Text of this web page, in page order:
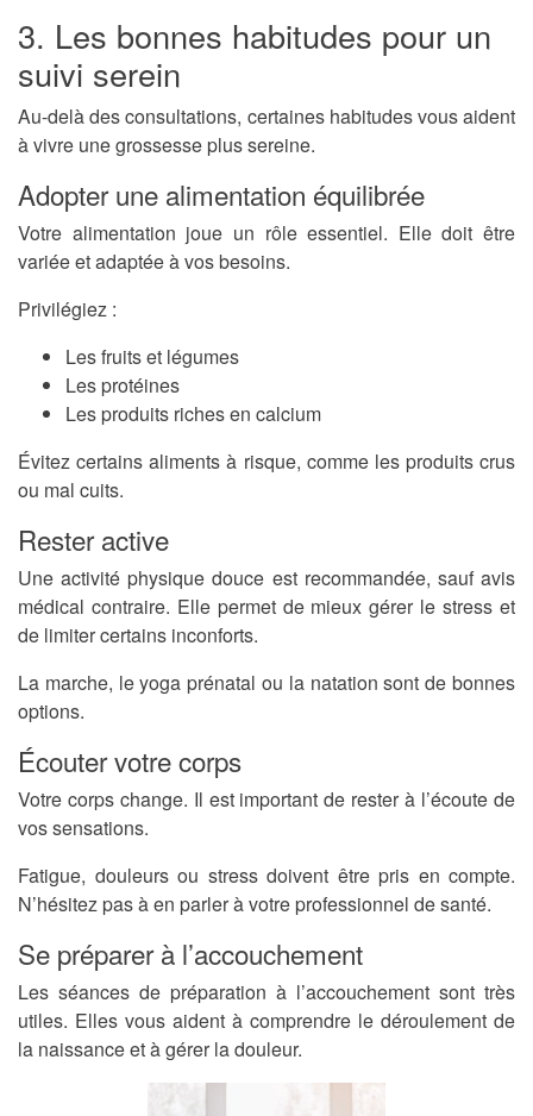
3. Les bonnes habitudes pour un
suivi serein
Au-delà des consultations, certaines habitudes vous aident
à vivre une grossesse plus sereine.
Adopter une alimentation équilibrée
Votre alimentation joue un rôle essentiel. Elle doit être
variée et adaptée à vos besoins.
Privilégiez :
Les fruits et légumes
Les protéines
Les produits riches en calcium
Évitez certains aliments à risque, comme les produits crus
ou mal cuits.
Rester active
Une activité physique douce est recommandée, sauf avis
médical contraire. Elle permet de mieux gérer le stress et
de limiter certains inconforts.
La marche, le yoga prénatal ou la natation sont de bonnes
options.
Écouter votre corps
Votre corps change. Il est important de rester à l’écoute de
vos sensations.
Fatigue, douleurs ou stress doivent être pris en compte.
N’hésitez pas à en parler à votre professionnel de santé.
Se préparer à l’accouchement
Les séances de préparation à l’accouchement sont très
utiles. Elles vous aident à comprendre le déroulement de
la naissance et à gérer la douleur.